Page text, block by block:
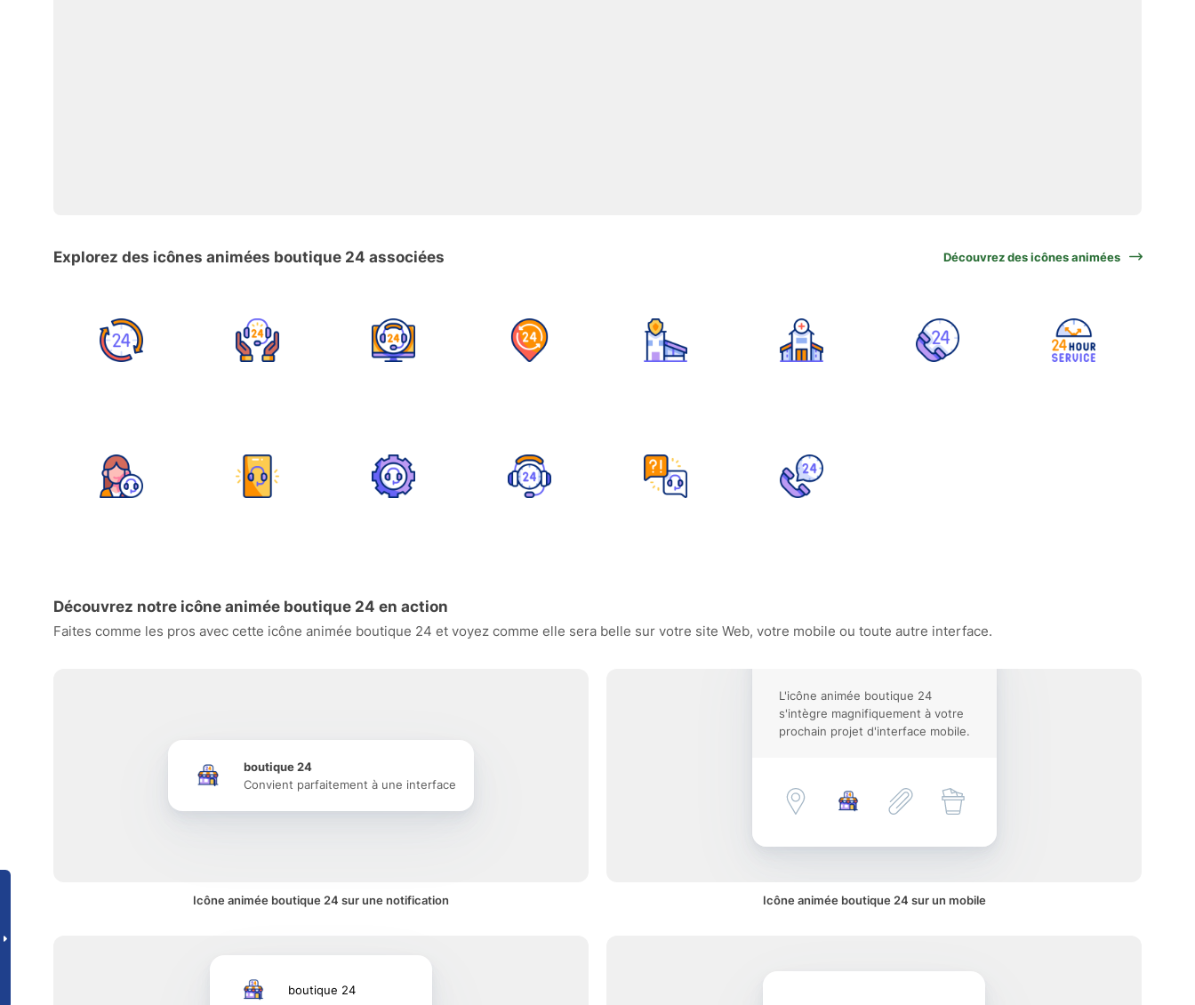
Explorez des icônes animées boutique 24 associées Découvrez des icônes animées
Découvrez notre icône animée boutique 24 en action
Faites comme les pros avec cette icône animée boutique 24 et voyez comme elle sera belle sur votre site Web, votre mobile ou toute autre interface.
boutique 24
Convient parfaitement à une interface
Icône animée boutique 24 sur une notification
L'icône animée boutique 24
s'intègre magnifiquement à votre
prochain projet d'interface mobile.
Icône animée boutique 24 sur un mobile
boutique 24